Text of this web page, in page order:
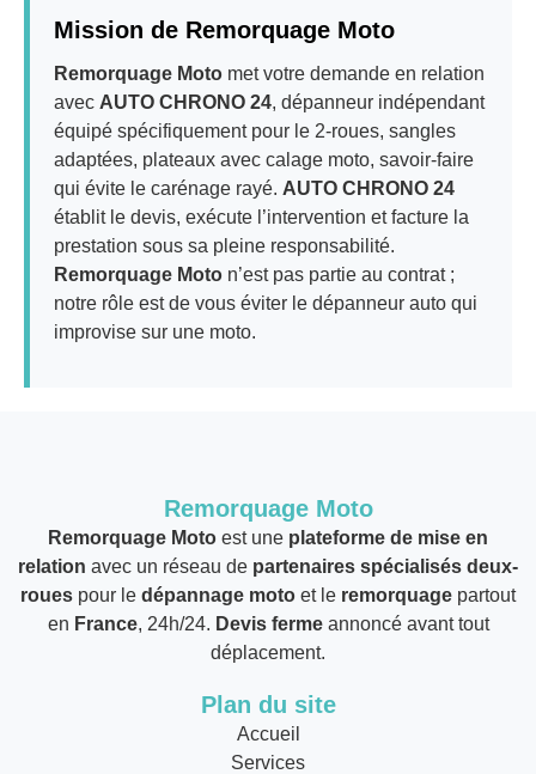
Mission de Remorquage Moto
Remorquage Moto met votre demande en relation
avec AUTO CHRONO 24, dépanneur indépendant
équipé spécifiquement pour le 2-roues, sangles
adaptées, plateaux avec calage moto, savoir-faire
qui évite le carénage rayé. AUTO CHRONO 24
établit le devis, exécute l’intervention et facture la
prestation sous sa pleine responsabilité.
Remorquage Moto n’est pas partie au contrat ;
notre rôle est de vous éviter le dépanneur auto qui
improvise sur une moto.
Remorquage Moto
Remorquage Moto est une plateforme de mise en
relation avec un réseau de partenaires spécialisés deux-
roues pour le dépannage moto et le remorquage partout
en France, 24h/24. Devis fermeannoncé avant tout
déplacement.
Plan du site
Accueil
Services